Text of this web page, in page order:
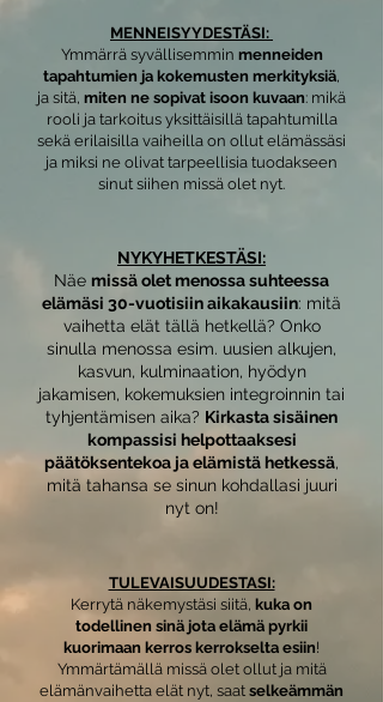
MENNEISYYDESTÄSI:
Ymmärrä syvällisemmin menneiden
tapahtumien ja kokemusten merkityksiä,
ja sitä, miten ne sopivat isoon kuvaan: mikä
rooli ja tarkoitus yksittäisillä tapahtumilla
sekä erilaisilla vaiheilla on ollut elämässäsi
ja miksi ne olivat tarpeellisia tuodakseen
sinut siihen missä olet nyt.
NYKYHETKESTÄSI:
Näe missä olet menossa suhteessa
elämäsi 30-vuotisiin aikakausiin: mitä
vaihetta elät tällä hetkellä? Onko
sinulla menossa esim. uusien alkujen,
kasvun, kulminaation, hyödyn
jakamisen, kokemuksien integroinnin tai
tyhjentämisen aika? Kirkasta sisäinen
kompassisi helpottaaksesi
päätöksentekoa ja elämistä hetkessä,
mitä tahansa se sinun kohdallasi juuri
nyt on!
TULEVAISUUDESTASI:
Kerrytä näkemystäsi siitä, kuka on
todellinen sinä jota elämä pyrkii
kuorimaan kerros kerrokselta esiin!
Ymmärtämällä missä olet ollut ja mitä
elämänvaihetta elät nyt, saat selkeämmän